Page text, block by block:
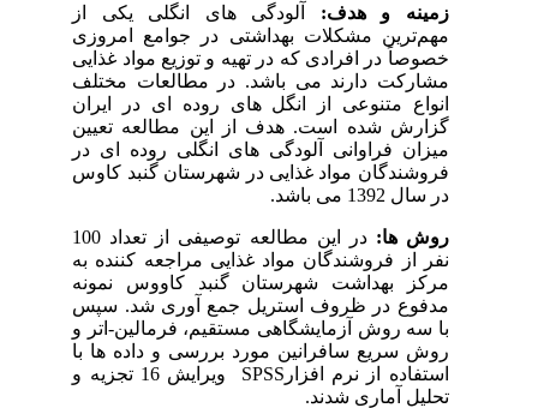
زمینه و هدف:آلودگی­ های انگلی یکی از
مهم‌ترین مشکلات بهداشتی در جوامع امروزی
خصوصاً در افرادی­ که در تهیه و توزیع مواد غذایی
مشارکت دارند می­ باشد. در مطالعات مختلف
انواع متنوعی از انگل­ های روده­ ای در ایران
گزارش شده است. هدف از این مطالعه تعیین
میزان فراوانی آلودگی­ های انگلی روده ­ای در
فروشندگان مواد غذایی در شهرستان گنبد کاوس
روش­ ها:
در این مطالعه توصیفی از تعداد 100
نفر از فروشندگان مواد غذایی مراجعه کننده به
مرکز بهداشت شهرستان گنبد کاووس نمونه
مدفوع در ظروف استریل جمع ­آوری شد. سپس
با سه روش آزمایشگاهی مستقیم، فرمالین-اتر و
روش سریع سافرانین مورد بررسی و داده ها با
استفاده از نرم افزارSPSS
ویرایش 16 تجزیه و
تحلیل آماری شدند.